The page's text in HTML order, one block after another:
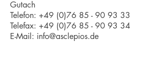
Gutach
Telefon: +49 (0)76 85 - 90 93 33
Telefax: +49 (0)76 85 - 90 93 34
E-Mail: info@asclepios.de